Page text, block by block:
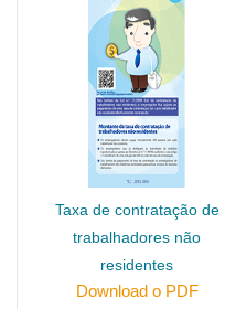
Taxa de contratação de
trabalhadores não
residentes
Download o PDF